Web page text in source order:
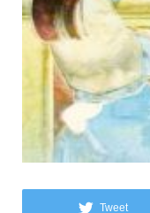
Tweet